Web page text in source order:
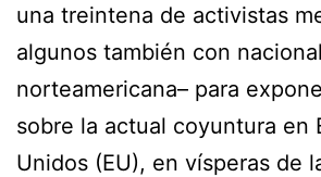
una treintena de activistas
algunos también con
norteamericana– para
sobre la actual coyuntura en
Unidos (EU), en vísperas de